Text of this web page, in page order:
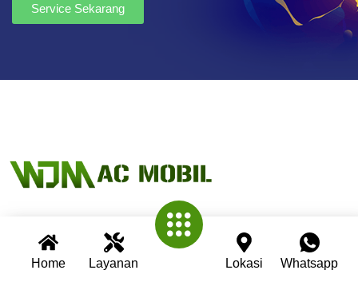
Home Layanan Lokasi Whatsapp
Service Sekarang
Wijaya AC Mobil adalah bengkel spesialis AC mobil yang
telah berpengalaman lebih dari 30 tahun. Kami berkomitmen